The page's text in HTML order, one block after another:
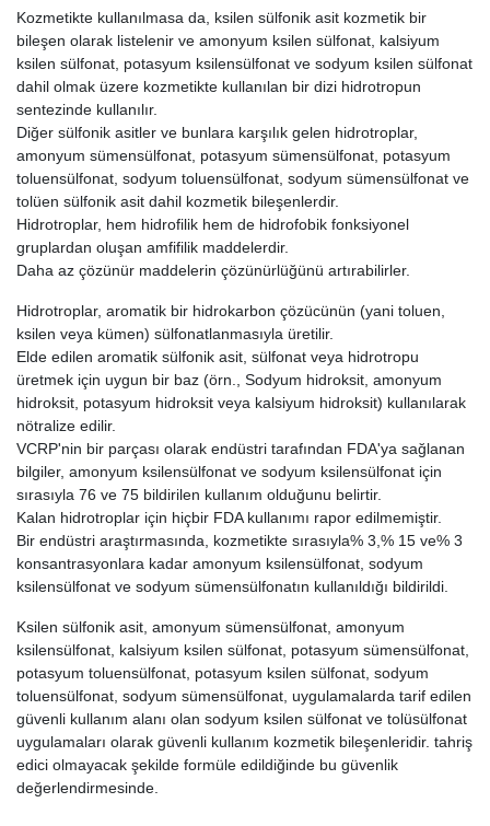
Kozmetikte kullanılmasa da, ksilen sülfonik asit kozmetik bir
bileşen olarak listelenir ve amonyum ksilen sülfonat, kalsiyum
ksilen sülfonat, potasyum ksilensülfonat ve sodyum ksilen sülfonat
dahil olmak üzere kozmetikte kullanılan bir dizi hidrotropun
sentezinde kullanılır.
Diğer sülfonik asitler ve bunlara karşılık gelen hidrotroplar,
amonyum sümensülfonat, potasyum sümensülfonat, potasyum
toluensülfonat, sodyum toluensülfonat, sodyum sümensülfonat ve
tolüen sülfonik asit dahil kozmetik bileşenlerdir.
Hidrotroplar, hem hidrofilik hem de hidrofobik fonksiyonel
gruplardan oluşan amfifilik maddelerdir.
Daha az çözünür maddelerin çözünürlüğünü artırabilirler.
Hidrotroplar, aromatik bir hidrokarbon çözücünün (yani toluen,
ksilen veya kümen) sülfonatlanmasıyla üretilir.
Elde edilen aromatik sülfonik asit, sülfonat veya hidrotropu
üretmek için uygun bir baz (örn., Sodyum hidroksit, amonyum
hidroksit, potasyum hidroksit veya kalsiyum hidroksit) kullanılarak
nötralize edilir.
VCRP'nin bir parçası olarak endüstri tarafından FDA'ya sağlanan
bilgiler, amonyum ksilensülfonat ve sodyum ksilensülfonat için
sırasıyla 76 ve 75 bildirilen kullanım olduğunu belirtir.
Kalan hidrotroplar için hiçbir FDA kullanımı rapor edilmemiştir.
Bir endüstri araştırmasında, kozmetikte sırasıyla% 3,% 15 ve% 3
konsantrasyonlara kadar amonyum ksilensülfonat, sodyum
ksilensülfonat ve sodyum sümensülfonatın kullanıldığı bildirildi.
Ksilen sülfonik asit, amonyum sümensülfonat, amonyum
ksilensülfonat, kalsiyum ksilen sülfonat, potasyum sümensülfonat,
potasyum toluensülfonat, potasyum ksilen sülfonat, sodyum
toluensülfonat, sodyum sümensülfonat, uygulamalarda tarif edilen
güvenli kullanım alanı olan sodyum ksilen sülfonat ve tolüsülfonat
uygulamaları olarak güvenli kullanım kozmetik bileşenleridir. tahriş
edici olmayacak şekilde formüle edildiğinde bu güvenlik
değerlendirmesinde.